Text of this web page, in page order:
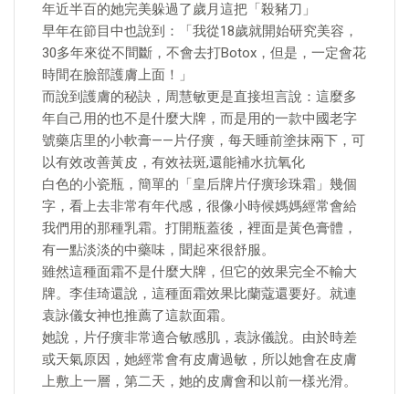
年近半百的她完美躲過了歲月這把「殺豬刀」
早年在節目中也說到：「我從18歲就開始研究美容，
30多年來從不間斷，不會去打Botox，但是，一定會花
時間在臉部護膚上面！」
而說到護膚的秘訣，周慧敏更是直接坦言說：這麼多
年自己用的也不是什麼大牌，而是用的一款中國老字
號藥店里的小軟膏——片仔癀，每天睡前塗抹兩下，可
以有效改善黃皮，有效祛斑,還能補水抗氧化
白色的小瓷瓶，簡單的「皇后牌片仔癀珍珠霜」幾個
字，看上去非常有年代感，很像小時候媽媽經常會給
我們用的那種乳霜。打開瓶蓋後，裡面是黃色膏體，
有一點淡淡的中藥味，聞起來很舒服。
雖然這種面霜不是什麼大牌，但它的效果完全不輸大
牌。李佳琦還說，這種面霜效果比蘭蔻還要好。就連
袁詠儀女神也推薦了這款面霜。
她說，片仔癀非常適合敏感肌，袁詠儀說。由於時差
或天氣原因，她經常會有皮膚過敏，所以她會在皮膚
上敷上一層，第二天，她的皮膚會和以前一樣光滑。